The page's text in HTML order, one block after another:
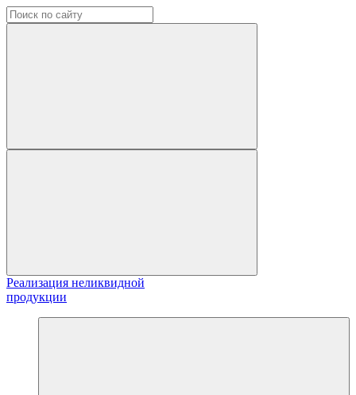
Реализация неликвидной
продукции